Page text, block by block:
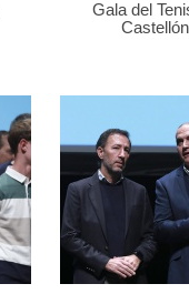
Gala del
Castellón